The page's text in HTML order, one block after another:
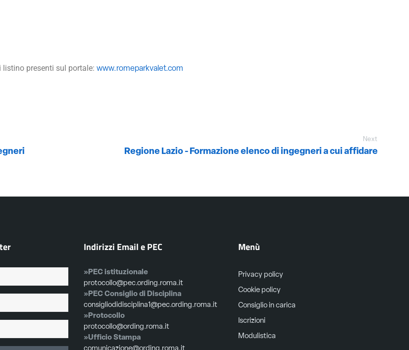
listino presenti sul portale: www.romeparkvalet.com
Next
Regione Lazio - Formazione elenco di ingegneri a cui affidare
Indirizzi Email e PEC
»PEC istituzionale
protocollo@pec.ording.roma.it
»PEC Consiglio di Disciplina
consigliodidisciplina1@pec.ording.roma.it
»Protocollo
protocollo@ording.roma.it
»Ufficio Stampa
Menù
Privacy policy
Cookie policy
Consiglio in carica
Iscrizioni
Modulistica